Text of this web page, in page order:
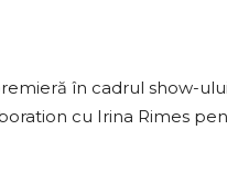
în cadrul show-
cu Irina Rimes